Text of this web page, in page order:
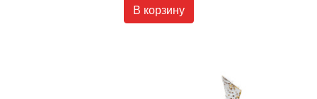
В корзину